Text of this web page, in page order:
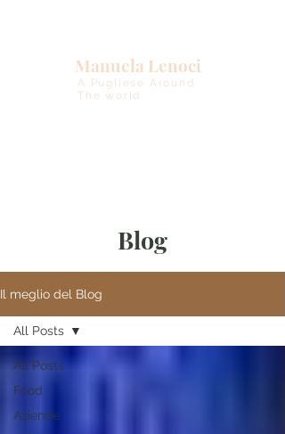
A Pugliese Around
The world
Manuela Lenoci
Blog
Il meglio del Blog
All Posts
Food
Aziende
All Posts